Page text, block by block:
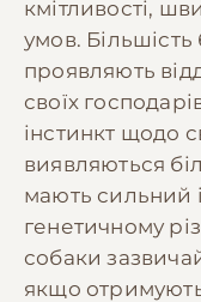
кмітливості,
умов.
проявляють
своїх
інстинкт щодо
виявляються
мають сильний
генетичному
собаки
якщо